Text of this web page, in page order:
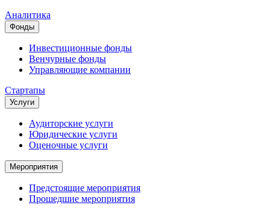
Аналитика
Фонды
Инвестиционные фонды
Венчурные фонды
Управляющие компании
Стартапы
Услуги
Аудиторские услуги
Юридические услуги
Оценочные услуги
Мероприятия
Предстоящие мероприятия
Прошедшие мероприятия